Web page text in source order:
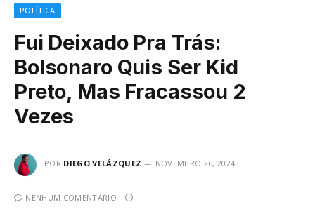
POLÍTICA
Fui Deixado Pra Trás:
Bolsonaro Quis Ser Kid
Preto, Mas Fracassou 2
Vezes
POR DIEGO VELÁZQUEZ NOVEMBRO 26, 2024
NENHUM COMENTÁRIO